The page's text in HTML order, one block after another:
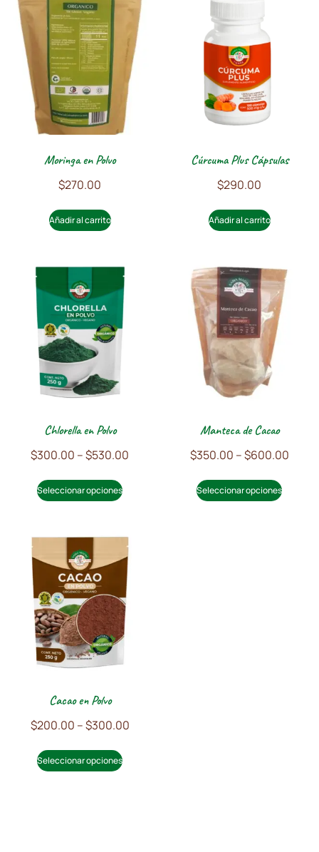
Moringa en Polvo
$270.00
Añadir al carrito
Cúrcuma Plus Cápsulas
$290.00
Añadir al carrito
Chlorella en Polvo
$300.00 –$530.00
Seleccionar opciones
Manteca de Cacao
$350.00 –$600.00
Seleccionar opciones
Cacao en Polvo
$200.00 –$300.00
Seleccionar opciones